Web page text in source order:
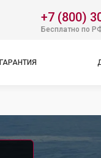
+7 (800)
Бесплатно по
ГАРАНТИЯ